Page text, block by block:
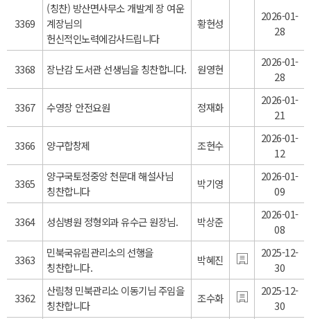
3369
(칭찬) 방산면사무소 개발계 장 여운
계장님의
헌신적인노력에감사드립니다
황현성
2026-01-
28
3368 장난감 도서관 선생님을 칭찬합니다. 원영현
2026-01-
28
3367 수영장 안전요원 정재화
2026-01-
21
3366 양구합창제 조현수
2026-01-
12
3365
양구국토정중앙 천문대 해설사님
칭찬합니다
박기영
2026-01-
09
3364 성심병원 정형외과 유수근 원장님. 박상준
2026-01-
08
3363
민북국유림관리소의 선행을
칭찬합니다.
박혜진
2025-12-
30
3362
산림청 민북관리소 이동기님 주임을
칭찬합니다
조수화
2025-12-
30